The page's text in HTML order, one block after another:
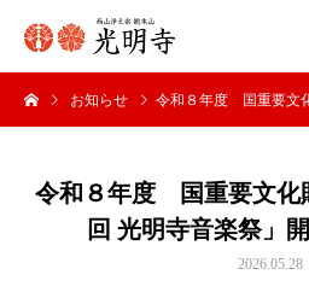
お知らせ 令和８年度 国重要文化財指定記念
令和８年度 国重要文化
回 光明寺音楽祭」
2026.05.28